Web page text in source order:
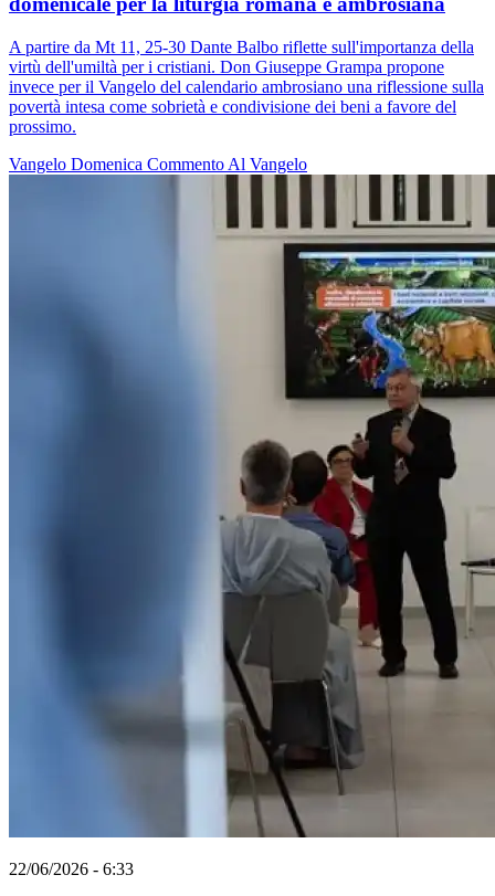
A partire da Mt 11, 25-30 Dante Balbo riflette sull'importanza della
virtù dell'umiltà per i cristiani. Don Giuseppe Grampa propone
invece per il Vangelo del calendario ambrosiano una riflessione sulla
povertà intesa come sobrietà e condivisione dei beni a favore del
prossimo.
Vangelo Domenica Commento Al Vangelo
22/06/2026 - 6:33